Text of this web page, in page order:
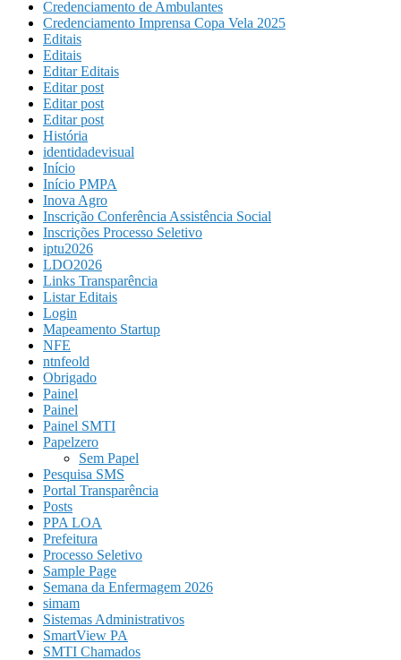
Credenciamento de Ambulantes
Credenciamento Imprensa Copa Vela 2025
Editais
Editais
Editar Editais
Editar post
Editar post
Editar post
História
identidadevisual
Início
Início PMPA
Inova Agro
Inscrição Conferência Assistência Social
Inscrições Processo Seletivo
iptu2026
LDO2026
Links Transparência
Listar Editais
Login
Mapeamento Startup
NFE
ntnfeold
Obrigado
Painel
Painel
Painel SMTI
Papelzero
Sem Papel
Pesquisa SMS
Portal Transparência
Posts
PPA LOA
Prefeitura
Processo Seletivo
Sample Page
Semana da Enfermagem 2026
simam
Sistemas Administrativos
SmartView PA
SMTI Chamados